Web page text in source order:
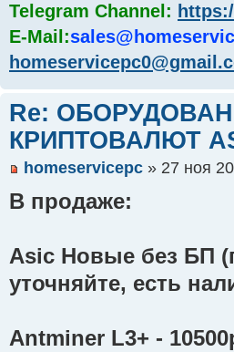
Telegram Channel:
E-Mail:
Re:
КРИПТОВАЛЮТ
homeservicepc » 27 ноя
В продаже:
Asic Новые без БП
уточняйте, есть
Antminer L3+ -